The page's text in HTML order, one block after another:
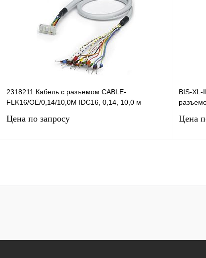
Купить в 1 клик Сравнение
В избранное Под заказ
2318211 Кабель с разъемом CABLE-
FLK16/OE/0,14/10,0M IDC16, 0,14, 10,0 м
Цена по запросу
Купить в 1 клик Сравнение
BIS-XL-
Цена
Купить